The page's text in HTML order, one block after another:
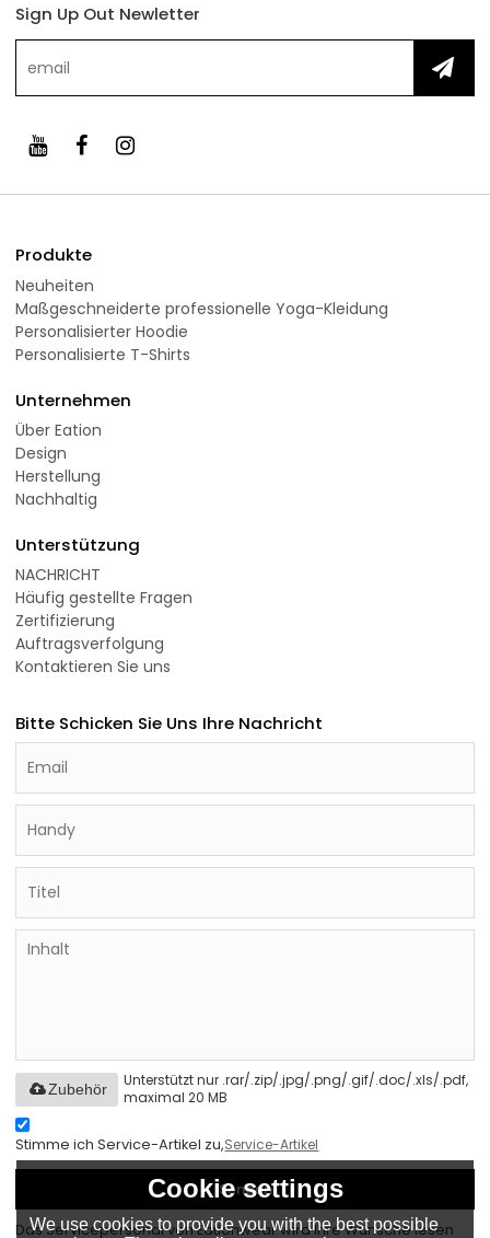
Sign Up Out Newletter
Produkte
Neuheiten
Maßgeschneiderte professionelle Yoga-Kleidung
Personalisierter Hoodie
Personalisierte T-Shirts
Unternehmen
Über Eation
Design
Herstellung
Nachhaltig
Unterstützung
NACHRICHT
Häufig gestellte Fragen
Zertifizierung
Auftragsverfolgung
Kontaktieren Sie uns
Bitte Schicken Sie Uns Ihre Nachricht
Unterstützt nur .rar/.zip/.jpg/.png/.gif/.doc/.xls/.pdf,
maximal 20 MB
Zubehör
Stimme ich Service-Artikel zu,Service-Artikel
Senden
Das Servicepersonal von Eationwear wird Ihre Wünsche lesen
Cookie settings
We use cookies to provide you with the best possible